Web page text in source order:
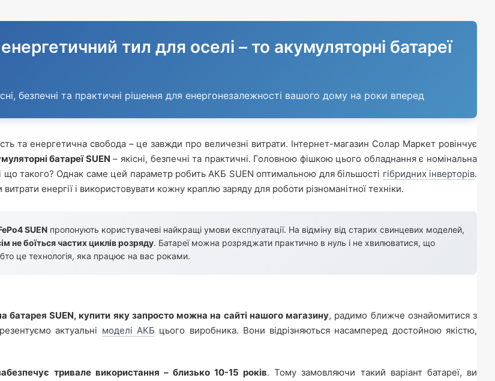
тил для оселі – то акумуляторні батареї
безпечні та практичні рішення для енергонезалежності вашого дому на роки вперед
та енергетична свобода – це завжди про величезні витрати. Інтернет-магазин Солар Маркет ровінчує
батареї SUEN – якісні, безпечні та практичні. Головною фішкою цього обладнання є номінальна
що такого? Однак саме цей параметр робить АКБ SUEN оптимальною для більшості гібридних інверторів.
енергії і використовувати кожну краплю заряду для роботи різноманітної техніки.
SUEN пропонують користувачеві найкращі умови експлуатації. На відміну від старих свинцевих моделей,
не боїться частих циклів розряду. Батареї можна розряджати практично в нуль і не хвилюватися, що
це технологія, яка працює на вас роками.
батарея SUEN, купити яку запросто можна на сайті нашого магазину, радимо ближче ознайомитися з
актуальні моделі АКБ цього виробника. Вони відрізняються насамперед достойною якістю,
тривале використання – близько 10-15 років. Тому замовляючи такий варіант батареї, ви